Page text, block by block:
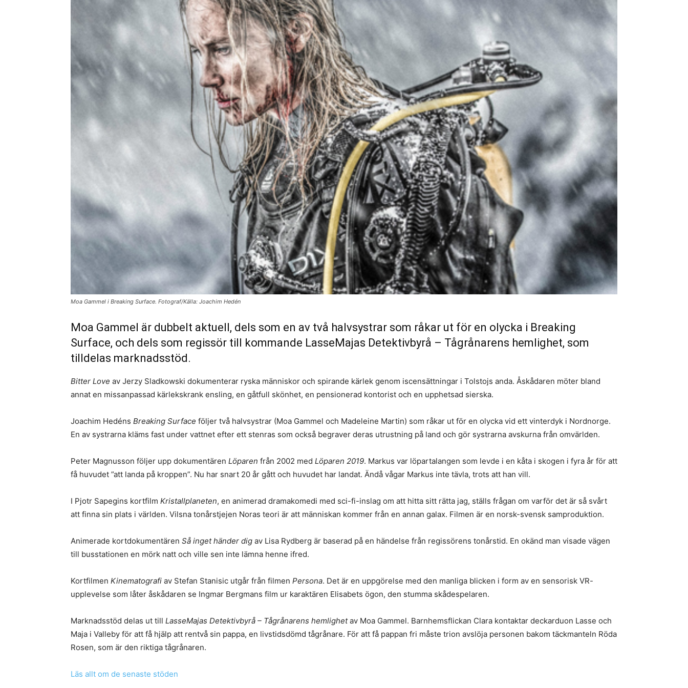
Moa Gammel i Breaking Surface. Fotograf/Källa: Joachim Hedén
Moa Gammel är dubbelt aktuell, dels som en av två halvsystrar som råkar ut för en olycka i Breaking
Surface, och dels som regissör till kommande LasseMajas Detektivbyrå – Tågrånarens hemlighet, som
tilldelas marknadsstöd.
Bitter Love av Jerzy Sladkowski dokumenterar ryska människor och spirande kärlek genom iscensättningar i Tolstojs anda. Åskådaren möter bland
annat en missanpassad kärlekskrank ensling, en gåtfull skönhet, en pensionerad kontorist och en upphetsad sierska.
Joachim Hedéns Breaking Surface följer två halvsystrar (Moa Gammel och Madeleine Martin) som råkar ut för en olycka vid ett vinterdyk i Nordnorge.
En av systrarna kläms fast under vattnet efter ett stenras som också begraver deras utrustning på land och gör systrarna avskurna från omvärlden.
Peter Magnusson följer upp dokumentären Löparen från 2002 med Löparen 2019. Markus var löpartalangen som levde i en kåta i skogen i fyra år för att
få huvudet ”att landa på kroppen”. Nu har snart 20 år gått och huvudet har landat. Ändå vågar Markus inte tävla, trots att han vill.
I Pjotr Sapegins kortfilm Kristallplaneten, en animerad dramakomedi med sci-fi-inslag om att hitta sitt rätta jag, ställs frågan om varför det är så svårt
att finna sin plats i världen. Vilsna tonårstjejen Noras teori är att människan kommer från en annan galax. Filmen är en norsk-svensk samproduktion.
Animerade kortdokumentären Så inget händer dig av Lisa Rydberg är baserad på en händelse från regissörens tonårstid. En okänd man visade vägen
till busstationen en mörk natt och ville sen inte lämna henne ifred.
Kortfilmen Kinematografi av Stefan Stanisic utgår från filmen Persona. Det är en uppgörelse med den manliga blicken i form av en sensorisk VR-
upplevelse som låter åskådaren se Ingmar Bergmans film ur karaktären Elisabets ögon, den stumma skådespelaren.
Marknadsstöd delas ut till LasseMajas Detektivbyrå – Tågrånarens hemlighetav Moa Gammel. Barnhemsflickan Clara kontaktar deckarduon Lasse och
Maja i Valleby för att få hjälp att rentvå sin pappa, en livstidsdömd tågrånare. För att få pappan fri måste trion avslöja personen bakom täckmanteln Röda
Rosen, som är den riktiga tågrånaren.
Läs allt om de senaste stöden